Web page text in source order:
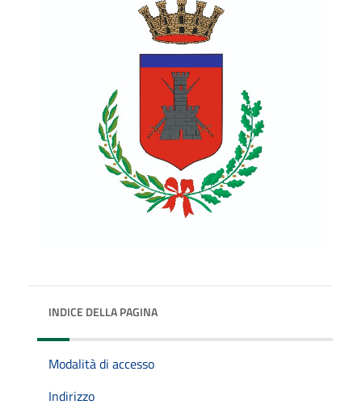
INDICE DELLA PAGINA
Modalità di accesso
Indirizzo